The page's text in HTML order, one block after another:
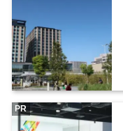
PR